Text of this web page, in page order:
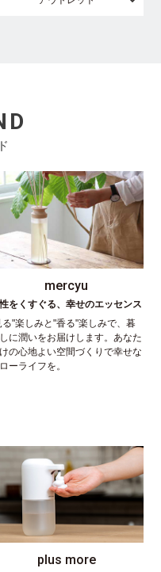
mercyu
をくすぐる、幸せのエッセンス
る"楽しみと"香る"楽しみで、暮
に潤いをお届けします。あなた
の心地よい空間づくりで幸せな
ーライフを。
plus more